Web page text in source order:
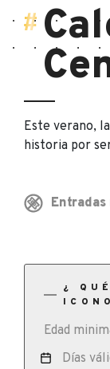
Este verano,
historia por
Entradas
¿
Edad
Días